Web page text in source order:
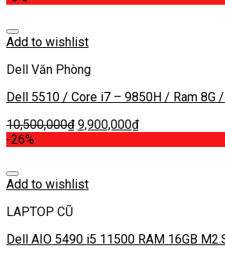
Add to wishlist
Dell Văn Phòng
Dell 5510 / Core i7 – 9850H / Ram 8G
10,500,000₫ 9,900,000₫
-26%
Add to wishlist
LAPTOP CŨ
Dell AIO 5490 i5 11500 RAM 16GB